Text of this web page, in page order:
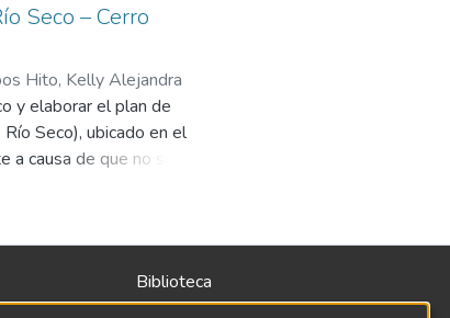
Seco – Cerro
Hito, Kelly Alejandra
y elaborar el plan de
Seco), ubicado en el
causa de que no se
sólidos del
establecer losBiblioteca